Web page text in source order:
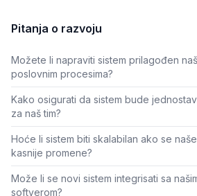
Pitanja o razvoju
Možete li napraviti sistem prilagođen
poslovnim procesima?
Kako osigurati da sistem bude
za naš tim?
Hoće li sistem biti skalabilan ako se
kasnije promene?
Može li se novi sistem integrisati sa
softverom?